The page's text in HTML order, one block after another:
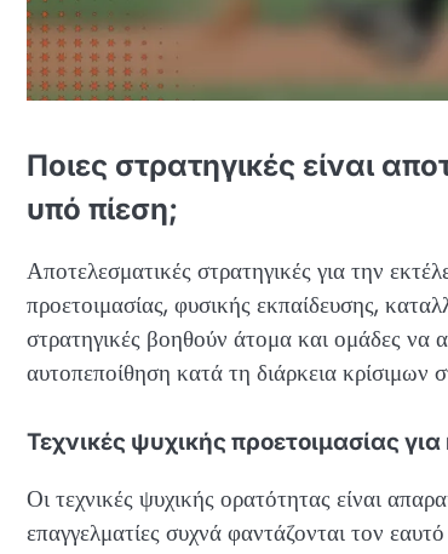
Ποιες στρατηγικές είναι
υπό πίεση;
Αποτελεσματικές στρατηγικές για την
προετοιμασίας, φυσικής εκπαίδευσης,
στρατηγικές βοηθούν άτομα και ομάδες να
αυτοπεποίθηση κατά τη διάρκεια κρίσιμων
Τεχνικές ψυχικής προετοιμασίας
Οι τεχνικές ψυχικής ορατότητας είναι
επαγγελματίες συχνά φαντάζονται τον